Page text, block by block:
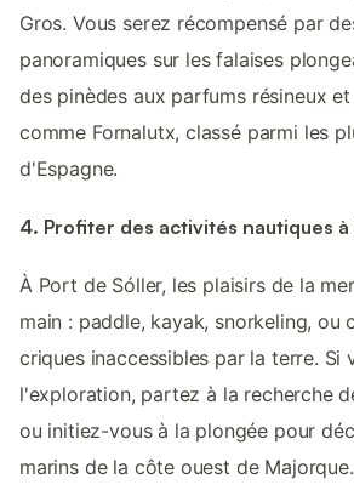
Gros. Vous serez récompensé par
panoramiques sur les falaises
des pinèdes aux parfums résineux
comme Fornalutx, classé parmi les
d'Espagne.
4. Profiter des activités nautiques
À Port de Sóller, les plaisirs de la
main : paddle, kayak, snorkeling, ou
criques inaccessibles par la terre. Si
l'exploration, partez à la recherche
ou initiez-vous à la plongée pour
marins de la côte ouest de Majorque.